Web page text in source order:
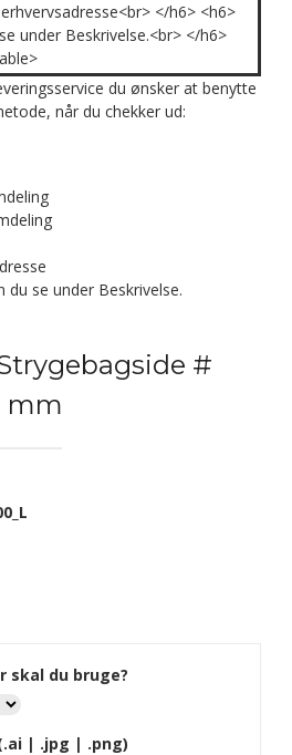
</h6> <h6>
under Beskrivelse.<br> </h6>
du ønsker at benytte
når du chekker ud:
du se under Beskrivelse.
#
mm
skal du bruge?
| .jpg | .png)